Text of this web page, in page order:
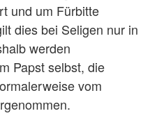
und um Fürbitte
dies bei Seligen nur in
werden
Papst selbst, die
vom